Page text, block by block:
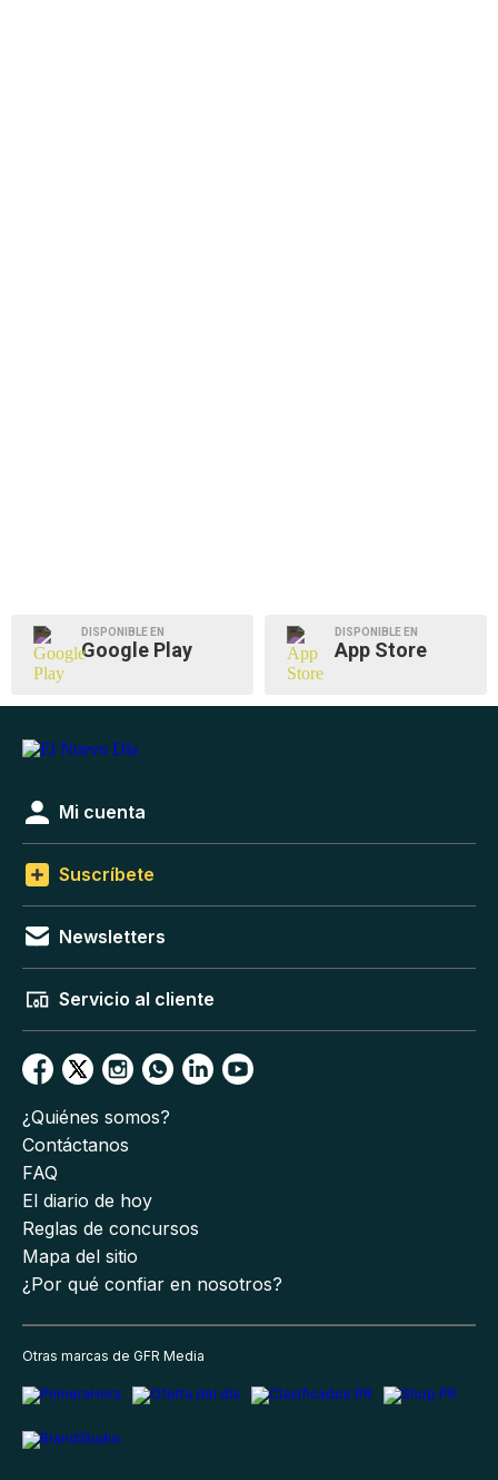
DISPONIBLE EN
Google Play
DISPONIBLE EN
App Store
Mi cuenta
Suscríbete
Newsletters
Servicio al cliente
¿Quiénes somos?
Contáctanos
FAQ
El diario de hoy
Reglas de concursos
Mapa del sitio
¿Por qué confiar en nosotros?
Otras marcas de GFR Media